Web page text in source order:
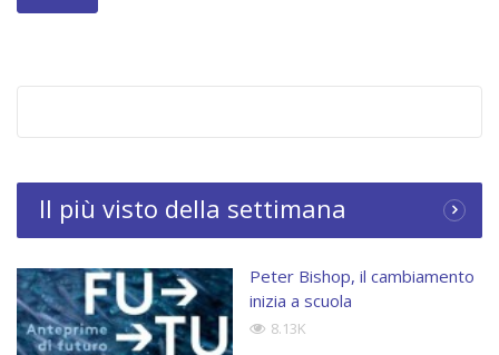
Il più visto della settimana
Peter Bishop, il cambiamento
inizia a scuola
8.13K